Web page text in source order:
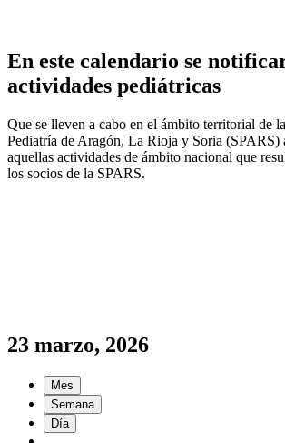
En este calendario se
actividades pediátricas
Que se lleven a cabo en el ámbito territorial de
Pediatría de Aragón, La Rioja y Soria (SPARS)
aquellas actividades de ámbito nacional que
los socios de la SPARS.
23 marzo, 2026
Mes
Semana
Día